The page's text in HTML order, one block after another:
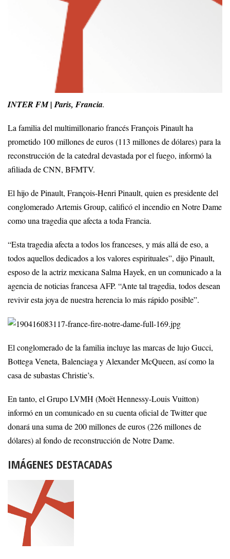
INTER FM | Paris, Francia.
La familia del multimillonario francés François Pinault ha
prometido 100 millones de euros (113 millones de dólares) para la
reconstrucción de la catedral devastada por el fuego, informó la
afiliada de CNN, BFMTV.
El hijo de Pinault, François-Henri Pinault, quien es presidente del
conglomerado Artemis Group, calificó el incendio en Notre Dame
como una tragedia que afecta a toda Francia.
“Esta tragedia afecta a todos los franceses, y más allá de eso, a
todos aquellos dedicados a los valores espirituales”, dijo Pinault,
esposo de la actriz mexicana Salma Hayek, en un comunicado a la
agencia de noticias francesa AFP. “Ante tal tragedia, todos desean
revivir esta joya de nuestra herencia lo más rápido posible”.
El conglomerado de la familia incluye las marcas de lujo Gucci,
Bottega Veneta, Balenciaga y Alexander McQueen, así como la
casa de subastas Christie’s.
En tanto, el Grupo LVMH (Moët Hennessy-Louis Vuitton)
informó en un comunicado en su cuenta oficial de Twitter que
donará una suma de 200 millones de euros (226 millones de
dólares) al fondo de reconstrucción de Notre Dame.
IMÁGENES DESTACADAS